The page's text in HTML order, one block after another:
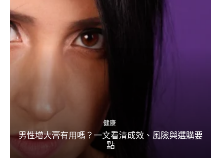
健康
男性增大膏有用嗎？一文看清成效、風險與選購要
點